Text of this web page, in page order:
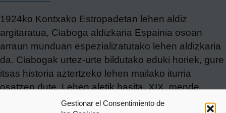
Gestionar el Consentimiento de
1924ko Kontxako Estropadetan lehen aldiz
argitaratua, Ciaboga aldizkaria Espainia osoan
arraun munduan espezializatutako lehen aldizkaria
da. Ciabogak urtez-urte bildutako eduki horiek, gure
itsas historia aztertzeko lehen mailako iturria
osatzen dute. Lehen aletik hasita, XIX. mende
amaieraz geroztik jokatutako Kontxako